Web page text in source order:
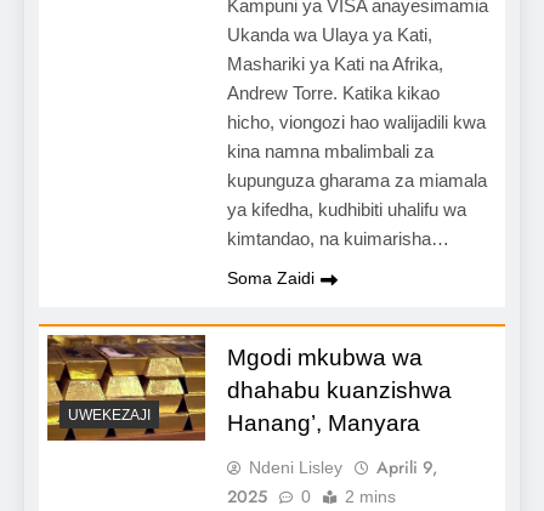
Kampuni ya VISA anayesimamia
Ukanda wa Ulaya ya Kati,
Mashariki ya Kati na Afrika,
Andrew Torre. Katika kikao
hicho, viongozi hao walijadili kwa
kina namna mbalimbali za
kupunguza gharama za miamala
ya kifedha, kudhibiti uhalifu wa
kimtandao, na kuimarisha…
Soma Zaidi
UWEKEZAJI
Mgodi mkubwa wa
dhahabu kuanzishwa
Hanang’, Manyara
Ndeni Lisley
Aprili 9,
2025
0 2 mins